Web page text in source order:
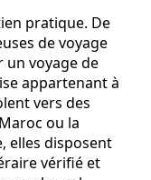
pratique. De
de voyage
un voyage de
appartenant à
vers des
ou la
elles disposent
vérifié et